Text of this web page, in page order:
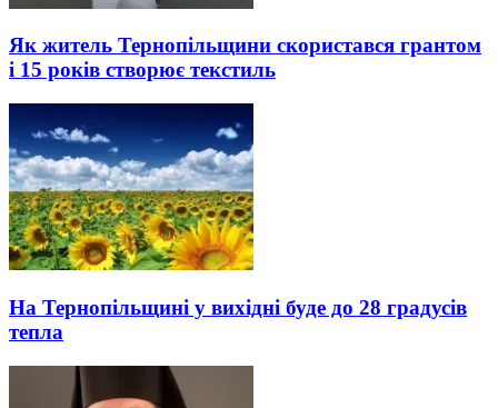
Як житель Тернопільщини скористався грантом
і 15 років створює текстиль
На Тернопільщині у вихідні буде до 28 градусів
тепла